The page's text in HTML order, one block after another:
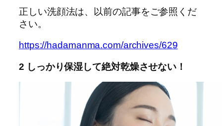
正しい洗顔法は、以前の記事をご参照くだ
さい。
https://hadamanma.com/archives/629
2 しっかり保湿して絶対乾燥させない！